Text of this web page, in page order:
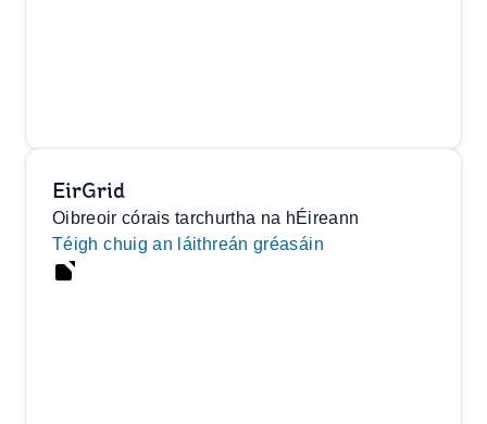
EirGrid
Oibreoir córais tarchurtha na hÉireann
Téigh chuig an láithreán gréasáin